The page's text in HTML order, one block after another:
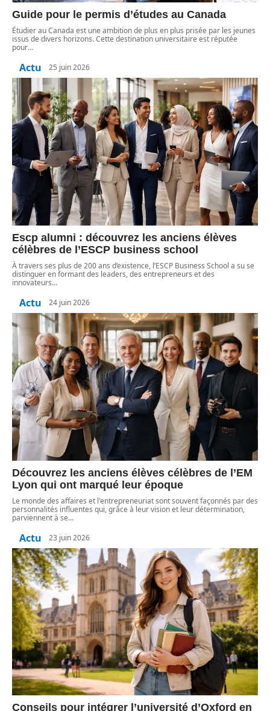
Guide pour le permis d’études au Canada
Étudier au Canada est une ambition de plus en plus prisée par les jeunes
issus de divers horizons. Cette destination universitaire est réputée
pour…
Actu 25 juin 2026
Escp alumni : découvrez les anciens élèves
célèbres de l’ESCP business school
À travers ses plus de 200 ans d’existence, l’ESCP Business School a su se
distinguer en formant des leaders, des entrepreneurs et des
innovateurs…
Actu 24 juin 2026
Découvrez les anciens élèves célèbres de l’EM
Lyon qui ont marqué leur époque
Le monde des affaires et l'entrepreneuriat sont souvent façonnés par des
personnalités influentes qui, grâce à leur vision et leur détermination,
parviennent à se…
Actu 23 juin 2026
Conseils pour intégrer l’université d’Oxford en